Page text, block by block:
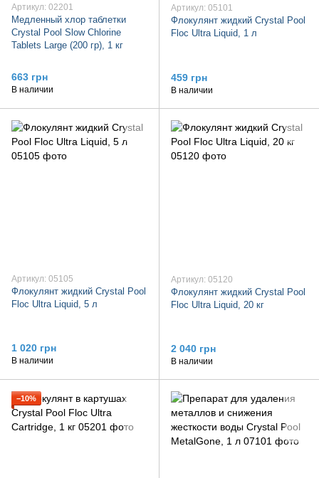
Артикул: 02201
Медленный хлор таблетки
Crystal Pool Slow Chlorine
Tablets Large (200 гр), 1 кг
663 грн
В наличии
Артикул: 05101
Флокулянт жидкий Crystal Pool
Floc Ultra Liquid, 1 л
459 грн
В наличии
Артикул: 05105
Флокулянт жидкий Crystal Pool
Floc Ultra Liquid, 5 л
1 020 грн
В наличии
Артикул: 05120
Флокулянт жидкий Crystal Pool
Floc Ultra Liquid, 20 кг
2 040 грн
В наличии
−10%